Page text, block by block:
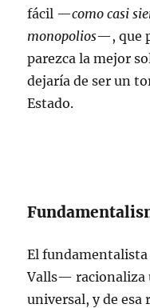
fácil —como casi
monopolios—, que
parezca la mejor
dejaría de ser un
Estado.
El
Valls— racionaliza
universal, y de esa